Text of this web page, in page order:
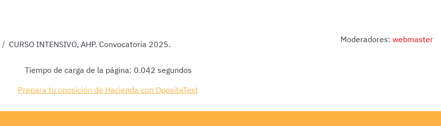
Moderadores: webmaster
CURSO INTENSIVO, AHP. Convocatoria 2025.
Tiempo de carga de la página: 0.042 segundos
Prepara tu oposición de Hacienda con OpositaTest